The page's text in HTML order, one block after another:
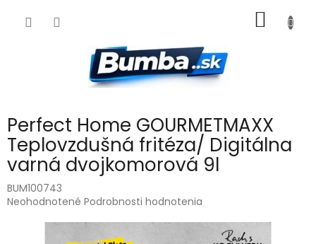
KOŠÍK
Perfect Home GOURMETMAXX
Teplovzdušná fritéza/ Digitálna
varná dvojkomorová 9l
BUM100743
Priemerné
Neohodnotené Podrobnosti hodnotenia